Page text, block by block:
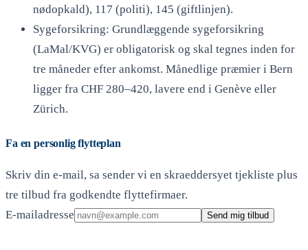
nødopkald), 117 (politi), 145 (giftlinjen).
Sygeforsikring: Grundlæggende sygeforsikring
(LaMal/KVG) er obligatorisk og skal tegnes inden for
tre måneder efter ankomst. Månedlige præmier i Bern
ligger fra CHF 280–420, lavere end i Genève eller
Zürich.
Fa en personlig flytteplan
Skriv din e-mail, sa sender vi en skraeddersyet tjekliste plus
tre tilbud fra godkendte flyttefirmaer.
E-mailadresse
Send mig tilbud